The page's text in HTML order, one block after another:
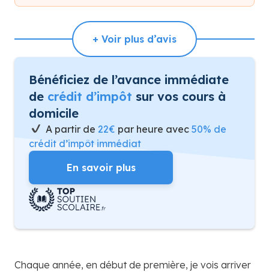
+ Voir plus d’avis
Bénéficiez de l’avance immédiate
de crédit d’impôt sur vos cours à
domicile
A partir de 22€ par heure avec 50% de
crédit d’impôt immédiat
En savoir plus
Chaque année, en début de première, je vois arriver